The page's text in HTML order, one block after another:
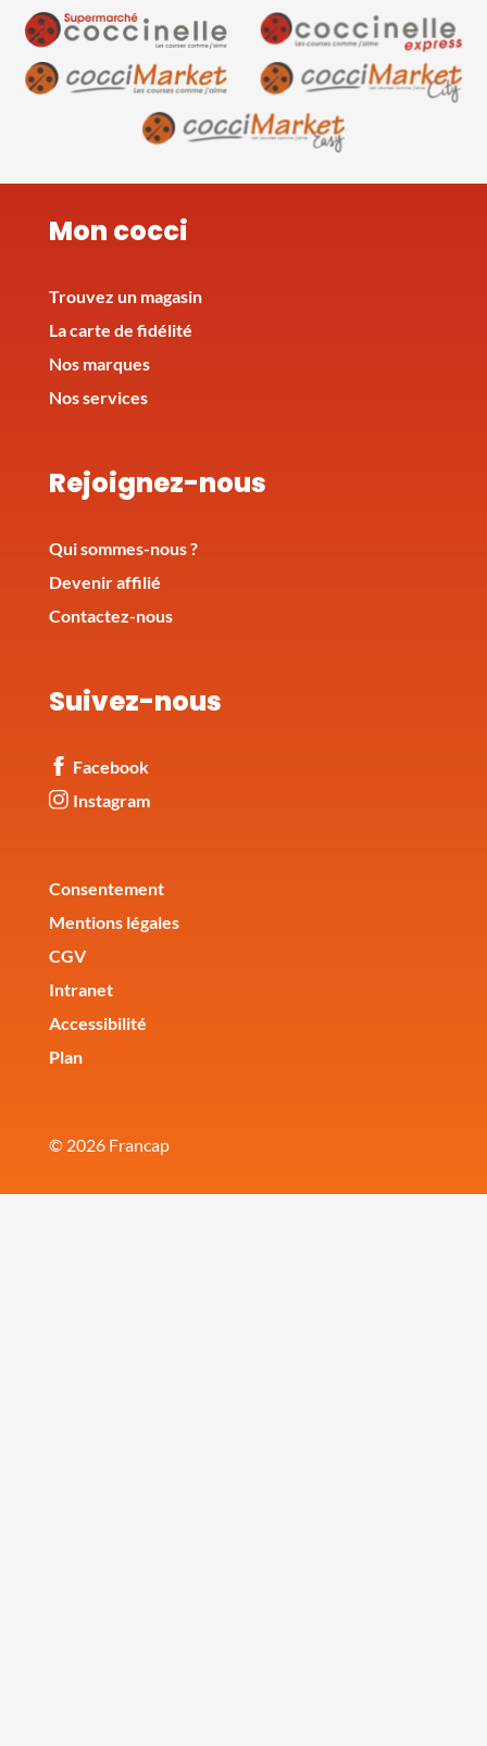
Mon cocci
Trouvez un magasin
La carte de fidélité
Nos marques
Nos services
Rejoignez-nous
Qui sommes-nous ?
Devenir affilié
Contactez-nous
Suivez-nous
Facebook
Instagram
Corporate
Consentement
Mentions légales
CGV
Intranet
Accessibilité
Plan
© 2026 Francap